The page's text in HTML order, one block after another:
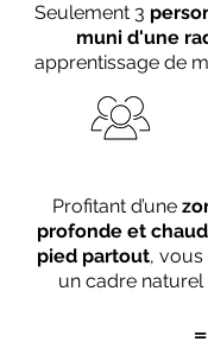
Seulement 3
muni d'une
apprentissage de
Profitant d’une
profonde et
pied partout,
un cadre naturel